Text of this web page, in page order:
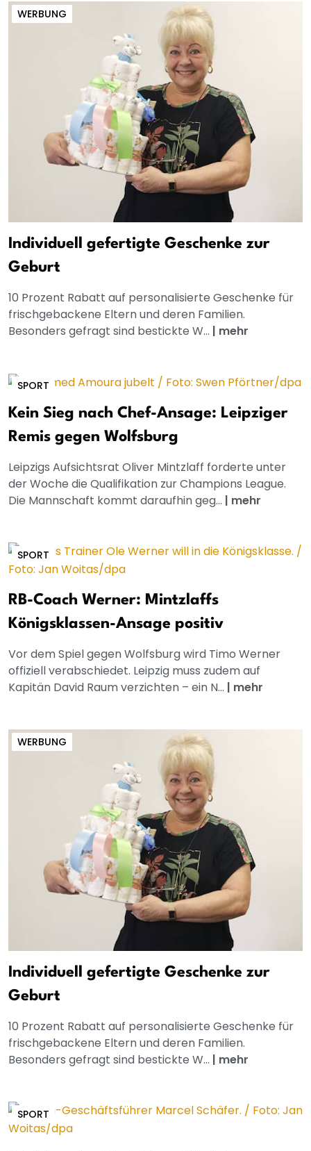
WERBUNG
Individuell gefertigte Geschenke zur
Geburt
10 Prozent Rabatt auf personalisierte Geschenke für
frischgebackene Eltern und deren Familien.
Besonders gefragt sind bestickte W... | mehr
SPORT
Kein Sieg nach Chef-Ansage: Leipziger
Remis gegen Wolfsburg
Leipzigs Aufsichtsrat Oliver Mintzlaff forderte unter
der Woche die Qualifikation zur Champions League.
Die Mannschaft kommt daraufhin geg... | mehr
SPORT
RB-Coach Werner: Mintzlaffs
Königsklassen-Ansage positiv
Vor dem Spiel gegen Wolfsburg wird Timo Werner
offiziell verabschiedet. Leipzig muss zudem auf
Kapitän David Raum verzichten – ein N... | mehr
WERBUNG
Individuell gefertigte Geschenke zur
Geburt
10 Prozent Rabatt auf personalisierte Geschenke für
frischgebackene Eltern und deren Familien.
Besonders gefragt sind bestickte W... | mehr
SPORT